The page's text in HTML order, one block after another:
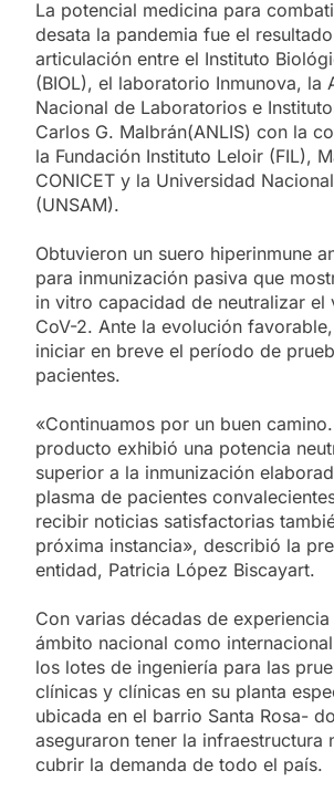
La potencial medicina para
desata la pandemia fue el
articulación entre el Instituto
(BIOL), el laboratorio Inmunova, la
Nacional de Laboratorios e
Carlos G. Malbrán(ANLIS) con la
la Fundación Instituto Leloir (FIL),
CONICET y la Universidad
(UNSAM).
Obtuvieron un suero hiperinmune
para inmunización pasiva que
in vitro capacidad de neutralizar el
CoV-2. Ante la evolución
iniciar en breve el período de
pacientes.
«Continuamos por un buen
producto exhibió una potencia
superior a la inmunización
plasma de pacientes
recibir noticias satisfactorias
próxima instancia», describió la
entidad, Patricia López Biscayart.
Con varias décadas de
ámbito nacional como
los lotes de ingeniería para las
clínicas y clínicas en su planta
ubicada en el barrio Santa Rosa-
aseguraron tener la infraestructura
cubrir la demanda de todo el país.